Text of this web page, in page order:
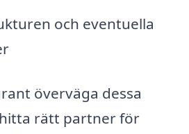
och eventuella
överväga dessa
rätt partner för